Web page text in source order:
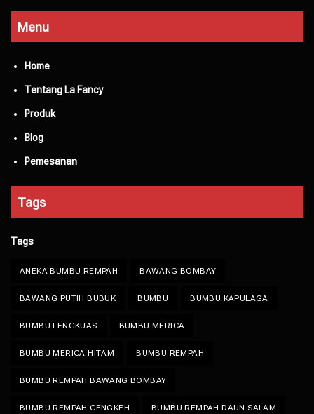
Menu
Home
Tentang La Fancy
Produk
Blog
Pemesanan
Tags
Tags
ANEKA BUMBU REMPAH BAWANG BOMBAY
BAWANG PUTIH BUBUK BUMBU BUMBU KAPULAGA
BUMBU LENGKUAS BUMBU MERICA
BUMBU MERICA HITAM BUMBU REMPAH
BUMBU REMPAH BAWANG BOMBAY
BUMBU REMPAH CENGKEH BUMBU REMPAH DAUN SALAM